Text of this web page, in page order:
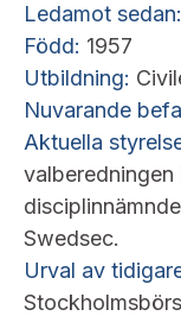
Ledamot sedan:
Född: 1957
Utbildning:
Nuvarande
Aktuella
Swedsec.
Urval av